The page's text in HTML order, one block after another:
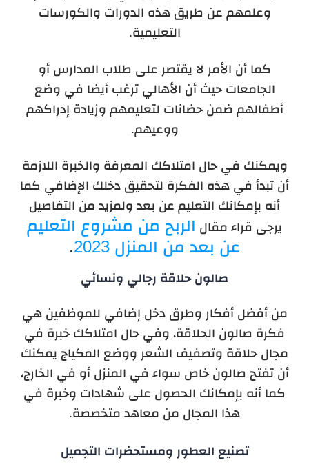
وعلمهم عن طريق هذه الدورات والكورسات
التعليمية.
كما أن الأمر لا يقتصر على طلاب المدارس أو
الجامعات حيث أن الأهالي ترغب أيضا في وضع
أطفالهم ضمن حضانات لتعليمهم وزيادة إدراكهم
ووعيهم.
ويمكنك في حال امتلاكك المعرفة والخبرة اللازمة
أن تبدأ في هذه الفكرة لتحقيق دخلك الإضافي كما
أنه بإمكانك التعليم عن بعد ولمزيد من التفاصيل
يرجى قراء مقال الربح من مشروع التعليم
عن بعد من المنزل 2023
.
صالون حلاقة رجالي ونسائي
من أفضل أفكار وطرق دخل إضافي للموظفين هي
فكرة صالون الحلاقة، وفي حال امتلاكك خبرة في
مجال حلاقة وتصفيف الشعر ووضع المكياج يمكنك
أن تفتح صالون خاص سواء في المنزل أو في الخارج،
كما أنه بإمكانك الحصول على شهادات وخبرة في
هذا المجال من معاهد متخصصة.
تصنيع العطور ومستحضرات التجميل